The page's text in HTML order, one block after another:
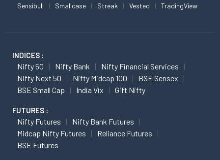
Sensibull Smallcase Streak Vested TradingView
INDICES :
Nifty 50 Nifty Bank
Nifty Financial Services
Nifty Next 50
Nifty Midcap 100
BSE Sensex
BSE Small Cap
India Vix Gift Nifty
FUTURES :
Nifty Futures
Nifty Bank Futures
Midcap Nifty Futures
Reliance Futures
BSE Futures